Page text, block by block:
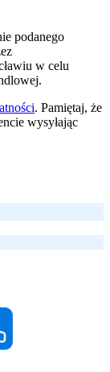
podanego
w celu
. Pamiętaj, że
wysyłając